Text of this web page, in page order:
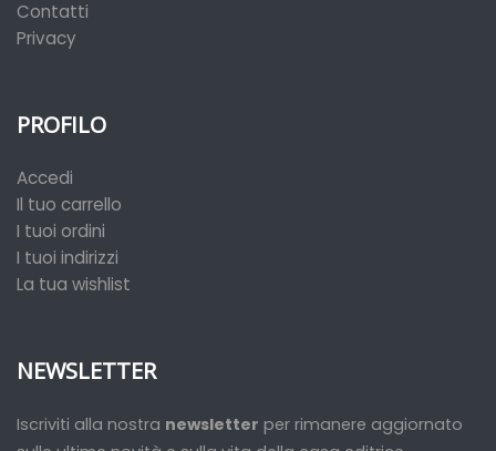
Contatti
Privacy
PROFILO
Accedi
Il tuo carrello
I tuoi ordini
I tuoi indirizzi
La tua wishlist
NEWSLETTER
Iscriviti alla nostra newsletter per rimanere aggiornato